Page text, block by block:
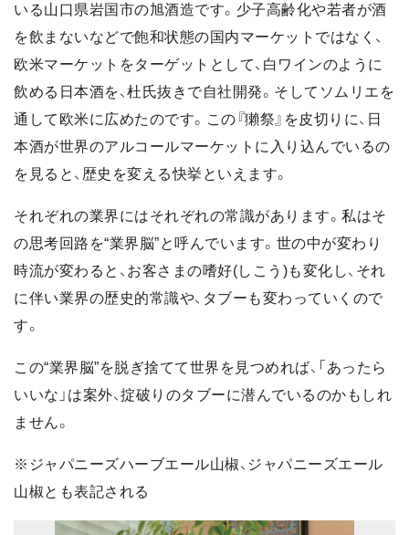
いる山口県岩国市の旭酒造です。少子高齢化や若者が酒
を飲まないなどで飽和状態の国内マーケットではなく、
欧米マーケットをターゲットとして、白ワインのように
飲める日本酒を、杜氏抜きで自社開発。そしてソムリエを
通して欧米に広めたのです。この『獺祭』を皮切りに、日
本酒が世界のアルコールマーケットに入り込んでいるの
を見ると、歴史を変える快挙といえます。
それぞれの業界にはそれぞれの常識があります。私はそ
の思考回路を“業界脳”と呼んでいます。世の中が変わり
時流が変わると、お客さまの嗜好(しこう)も変化し、それ
に伴い業界の歴史的常識や、タブーも変わっていくので
す。
この“業界脳”を脱ぎ捨てて世界を見つめれば、「あったら
いいな」は案外、掟破りのタブーに潜んでいるのかもしれ
ません。
※ジャパニーズハーブエール山椒、ジャパニーズエール
山椒とも表記される